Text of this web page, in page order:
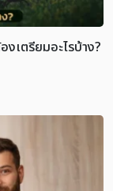
เตรียมอะไรบ้าง?